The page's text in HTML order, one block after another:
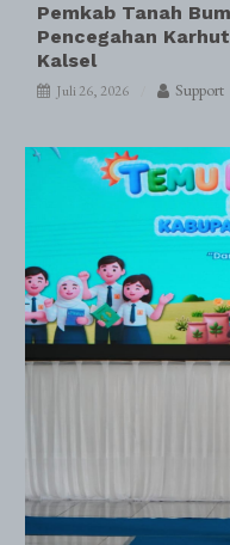
Pemkab Tanah
Pencegahan
Kalsel
Juli 26, 2026 Support